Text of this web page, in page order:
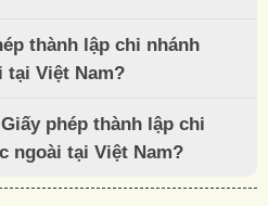
thành lập chi nhánh
Việt Nam?
phép thành lập chi
ngoài tại Việt Nam?